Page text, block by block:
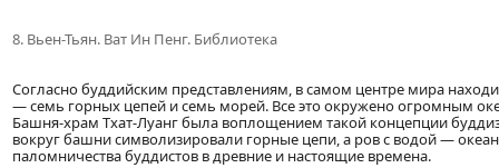
8. Вьен-Тьян. Ват Ин Пенг. Библиотека
Согласно буддийским представлениям, в самом центре мира
— семь горных цепей и семь морей. Все это окружено огромным
Башня-храм Тхат-Луанг была воплощением такой концепции
вокруг башни символизировали горные цепи, а ров с водой —
паломничества буддистов в древние и настоящие времена.